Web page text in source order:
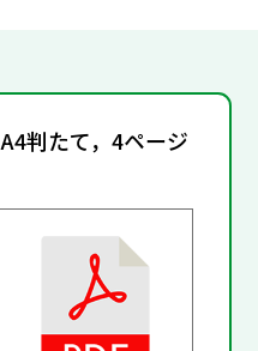
A4判たて，4ページ